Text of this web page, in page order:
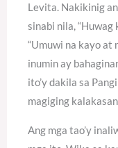
Levita. Nakikinig
sinabi nila, “Huwag
“Umuwi na kayo at
inumin ay
ito’y dakila sa
magiging kalakasan
Ang mga tao’y